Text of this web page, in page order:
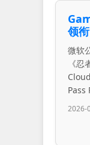
领衔
微软
《
Pass
2026-